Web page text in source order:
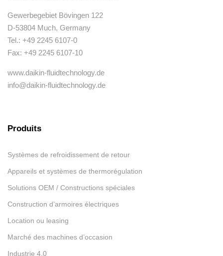
Gewerbegebiet Bövingen 122
D-53804 Much, Germany
Tel.: +49 2245 6107-0
Fax: +49 2245 6107-10
www.daikin-fluidtechnology.de
info@daikin-fluidtechnology.de
Produits
Systèmes de refroidissement de retour
Appareils et systèmes de thermorégulation
Solutions OEM / Constructions spéciales
Construction d’armoires électriques
Location ou leasing
Marché des machines d’occasion
Industrie 4.0